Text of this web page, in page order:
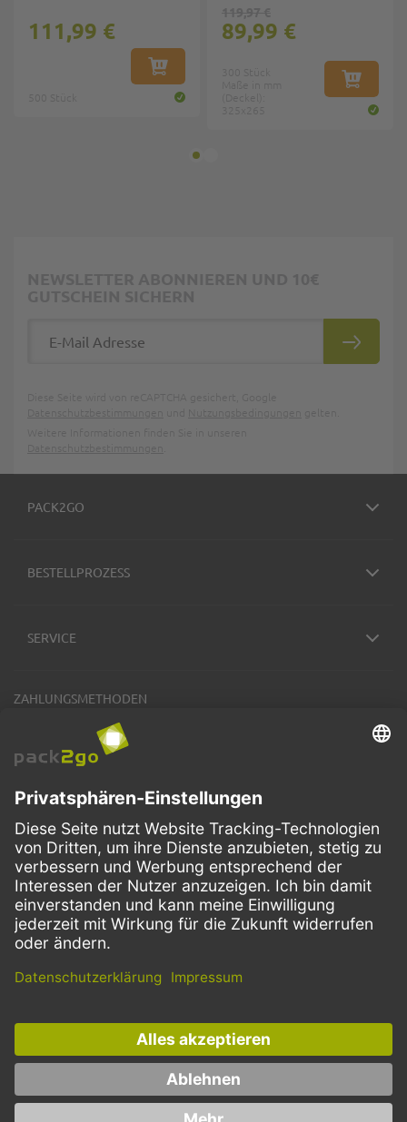
IN DEN WARENKORB
111,99 €
IN DEN
89,99 €
PACK2GO
BESTELLPROZESS
SERVICE
ZAHLUNGSMETHODEN
VERSANDARTEN
FacebookInstagramLinkedIn
Dieses Angebot ist ausschließlich für Gastronomie, Handel, Industrie,
Handwerk, öffentliche Einrichtungen und die freien Berufe bestimmt.